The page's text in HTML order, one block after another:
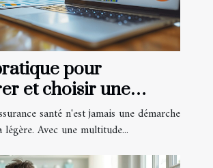
pour
et choisir une
santé en ligne
santé n'est jamais une démarche
Avec une multitude...